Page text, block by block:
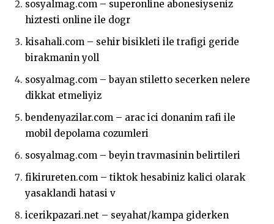
sosyalmag.com – superonline abonesiyseniz
hiztesti online ile dogr
kisahali.com – sehir bisikleti ile trafigi geride
birakmanin yoll
sosyalmag.com – bayan stiletto secerken nelere
dikkat etmeliyiz
bendenyazilar.com – arac ici donanim rafi ile
mobil depolama cozumleri
sosyalmag.com – beyin travmasinin belirtileri
fikirureten.com – tiktok hesabiniz kalici olarak
yasaklandi hatasi v
icerikpazari.net – seyahat/kampa giderken